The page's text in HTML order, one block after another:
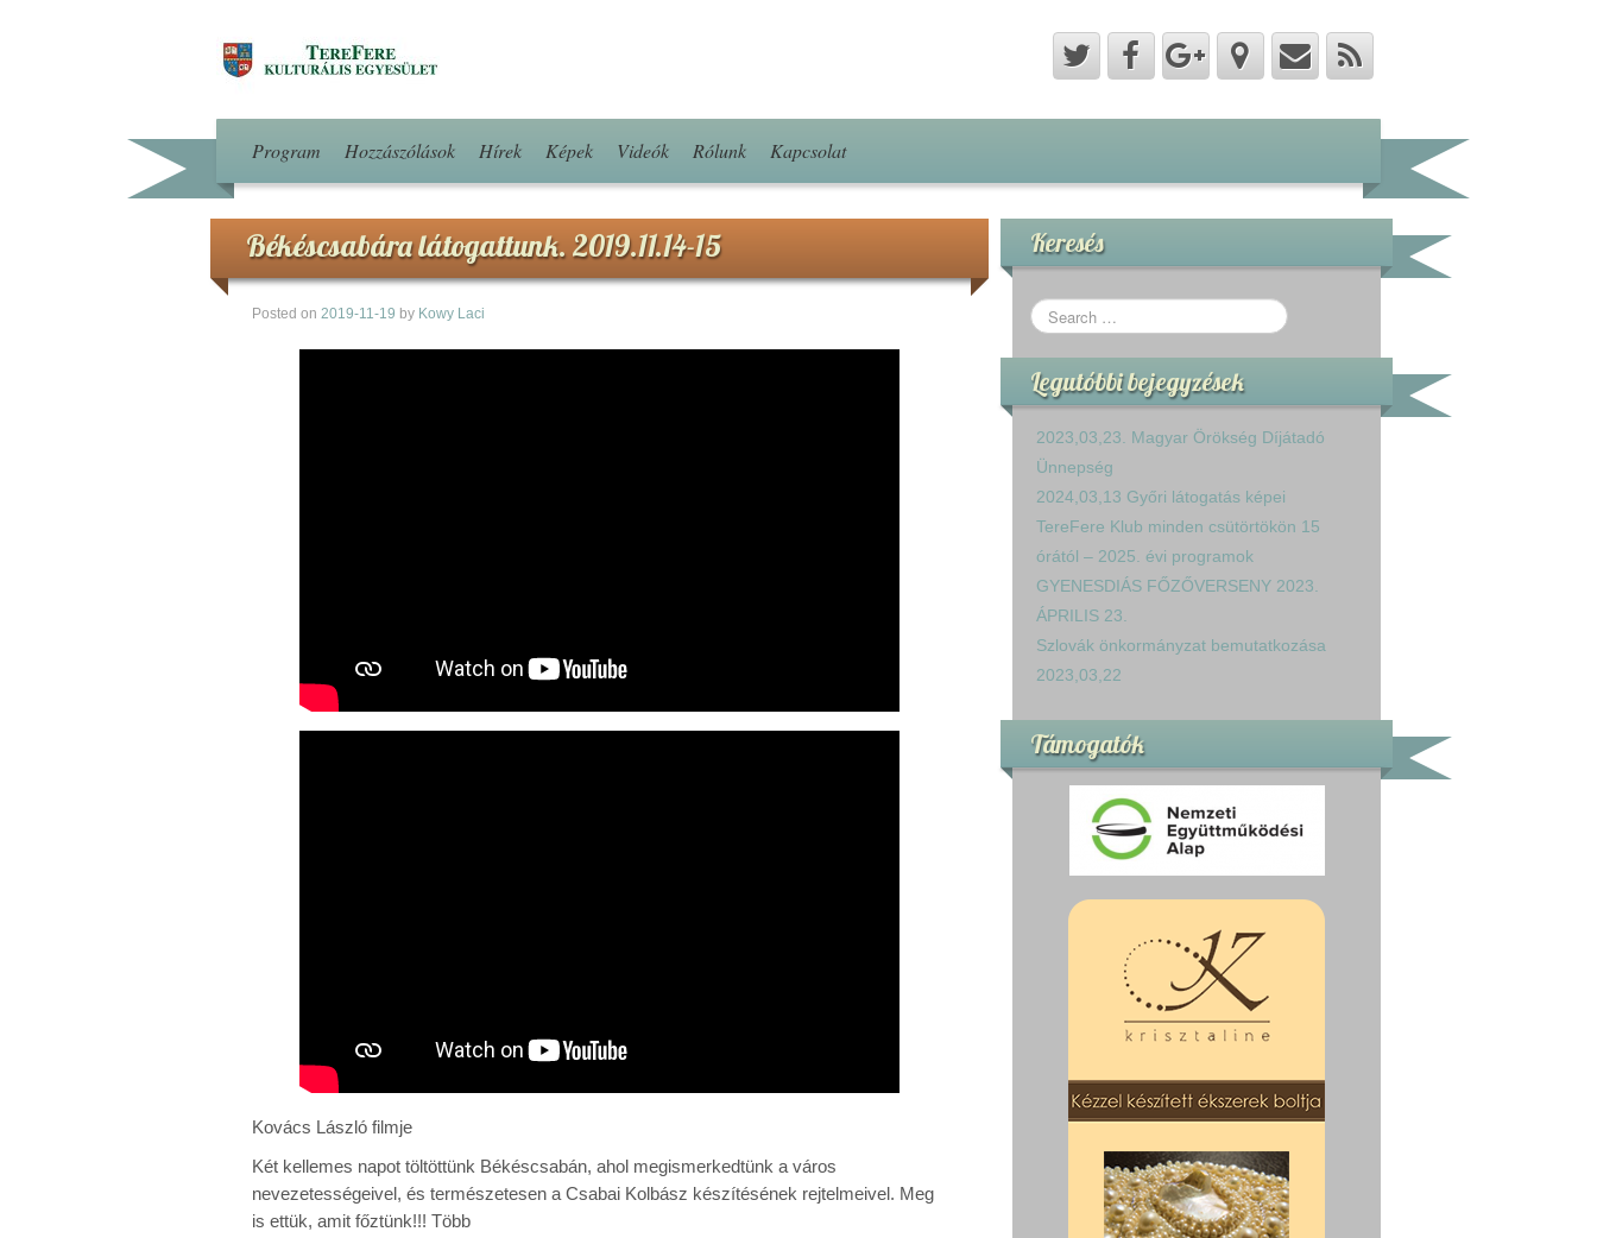
Program Hozzászólások Hírek Képek Videók Rólunk Kapcsolat
Békéscsabára látogattunk. 2019.11.14-15
Posted on 2019-11-19 by Kowy Laci
Kovács László filmje
Két kellemes napot töltöttünk Békéscsabán, ahol megismerkedtünk a város
nevezetességeivel, és természetesen a Csabai Kolbász készítésének rejtelmeivel. Meg
is ettük, amit főztünk!!! Több
Keresés
Legutóbbi bejegyzések
2023,03,23. Magyar Örökség Díjátadó
Ünnepség
2024,03,13 Győri látogatás képei
TereFere Klub minden csütörtökön 15
órától – 2025. évi programok
GYENESDIÁS FŐZŐVERSENY 2023.
ÁPRILIS 23.
Szlovák önkormányzat bemutatkozása
2023,03,22
Támogatók